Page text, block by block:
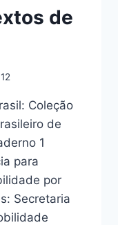
de
Coleção
de
1
para
por
Secretaria